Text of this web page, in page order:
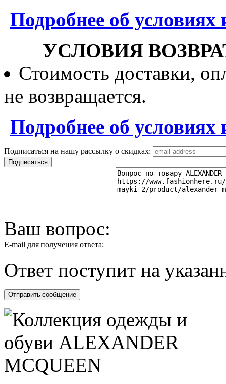
Подробнее об условиях
УСЛОВИЯ
Стоимость доставки,
не возвращается.
Подробнее об условиях
Подписаться на нашу рассылку о скидках:
Ваш вопрос:
E-mail для получения ответа:
Ответ поступит на